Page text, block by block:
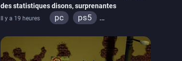
des statistiques disons, surprenantes
Il y a 19 heures pc
ps5